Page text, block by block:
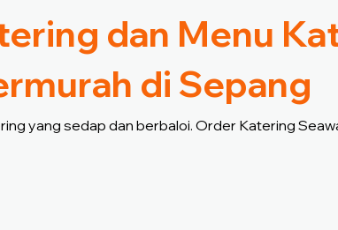
dan Menu
di Sepang
yang sedap dan berbaloi. Order Katering